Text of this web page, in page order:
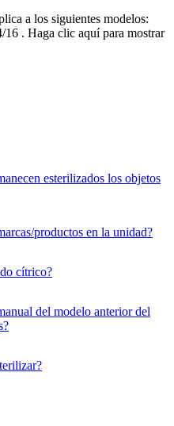
a los siguientes modelos:
16 . Haga clic aquí para mostrar
esterilizados los objetos
productos en la unidad?
cítrico?
del modelo anterior del